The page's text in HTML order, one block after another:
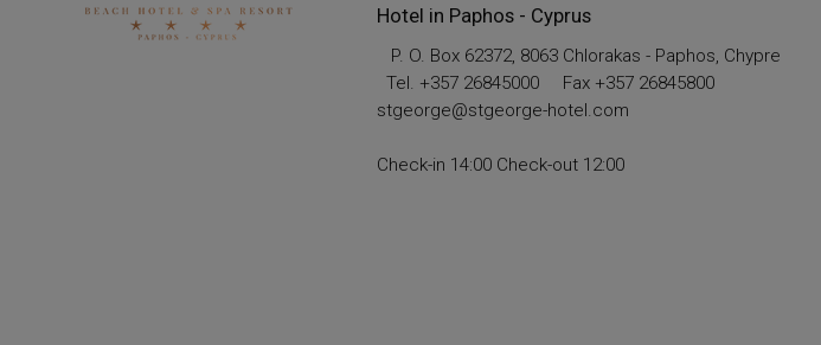
Hotel in Paphos - Cyprus
P. O. Box 62372, 8063 Chlorakas - Paphos, Chypre
Tel. +357 26845000
Fax +357 26845800
stgeorge@stgeorge-hotel.com
Check-in 14:00 Check-out 12:00